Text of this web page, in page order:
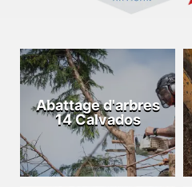
Abattage d'arbres
14 Calvados